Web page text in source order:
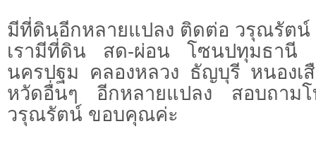
มีที่ดินอีกหลายแปลง ติดต่อ วรุณรัตน์
เรามีที่ดิน สด-ผ่อน โซนปทุมธานี
นครปฐม คลองหลวง ธัญบุรี หนองเ
หวัดอื่นๆ อีกหลายแปลง สอบถามโ
วรุณรัตน์ ขอบคุณค่ะ